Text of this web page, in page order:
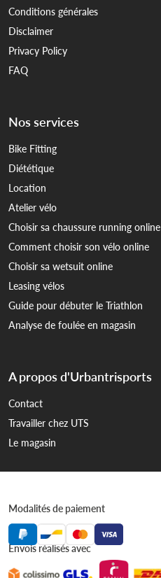
Conditions générales
Disclaimer
Privacy Policy
FAQ
Nos services
Bike Fitting
Diététique
Location
Atelier vélo
Choisir sa chaussure running online
Comment choisir son vélo online
Choisir sa wetsuit online
Leasing vélos
Guide pour débuter le Triathlon
Analyse de foulée en magasin
A propos d'Urbantrisports
Contact
Travailler chez UTS
Le magasin
Modalités de paiement
Envois réalisés avec